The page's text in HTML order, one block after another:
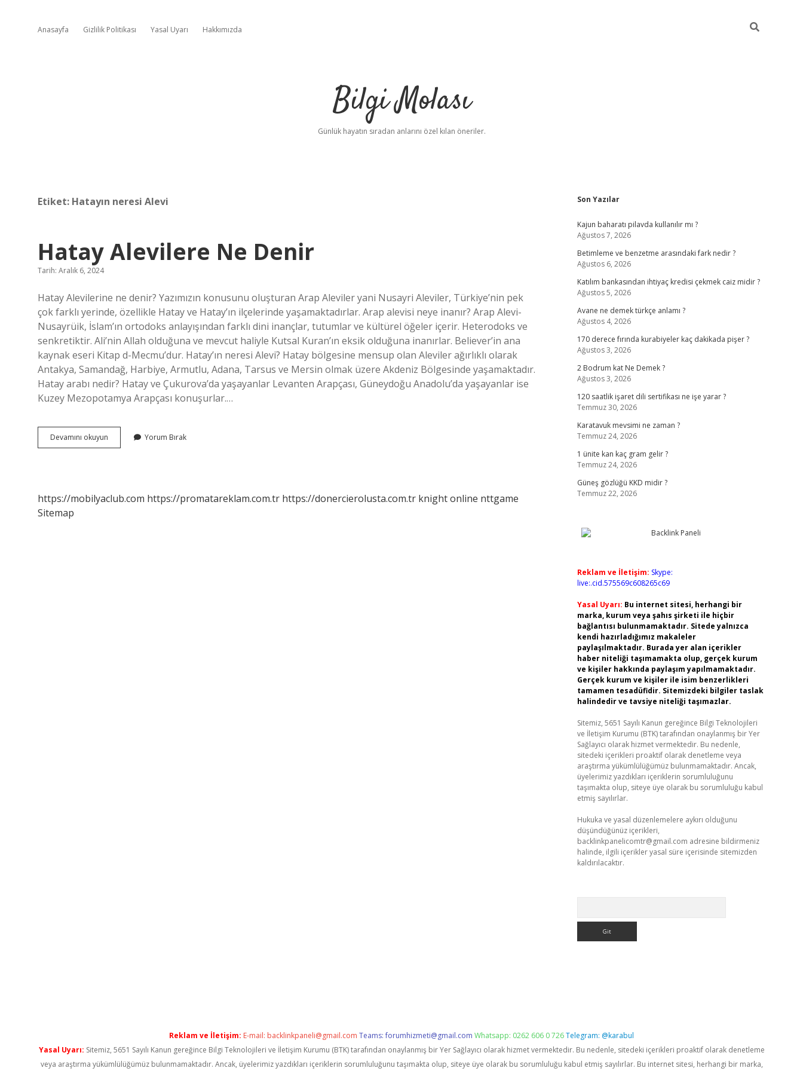
Anasayfa Gizlilik Politikası Yasal Uyarı Hakkımızda
Bilgi Molası
Günlük hayatın sıradan anlarını özel kılan öneriler.
Etiket: Hatayın neresi Alevi
Hatay Alevilere Ne Denir
Tarih: Aralık 6, 2024
Hatay Alevilerine ne denir? Yazımızın konusunu oluşturan Arap Aleviler yani Nusayri Aleviler, Türkiye’nin pek
çok farklı yerinde, özellikle Hatay ve Hatay’ın ilçelerinde yaşamaktadırlar. Arap alevisi neye inanır? Arap Alevi-
Nusayrüik, İslam’ın ortodoks anlayışından farklı dini inançlar, tutumlar ve kültürel öğeler içerir. Heterodoks ve
senkretiktir. Ali’nin Allah olduğuna ve mevcut haliyle Kutsal Kuran’ın eksik olduğuna inanırlar. Believer’in ana
kaynak eseri Kitap d-Mecmu’dur. Hatay’ın neresi Alevi? Hatay bölgesine mensup olan Aleviler ağırlıklı olarak
Antakya, Samandağ, Harbiye, Armutlu, Adana, Tarsus ve Mersin olmak üzere Akdeniz Bölgesinde yaşamaktadır.
Hatay arabı nedir? Hatay ve Çukurova’da yaşayanlar Levanten Arapçası, Güneydoğu Anadolu’da yaşayanlar ise
Kuzey Mezopotamya Arapçası konuşurlar.…
Devamını okuyun
Alevilere
Yorum Bırak
https://mobilyaclub.com https://promatareklam.com.tr https://donercierolusta.com.tr knight online nttgame
Sitemap
Sidebar
Son Yazılar
Kajun baharatı pilavda kullanılır mı ?
Ağustos 7, 2026
Betimleme ve benzetme arasındaki fark nedir ?
Ağustos 6, 2026
Katılım bankasından ihtiyaç kredisi çekmek caiz midir ?
Ağustos 5, 2026
Avane ne demek türkçe anlamı ?
Ağustos 4, 2026
170 derece fırında kurabiyeler kaç dakikada pişer ?
Ağustos 3, 2026
2 Bodrum kat Ne Demek ?
Ağustos 3, 2026
120 saatlik işaret dili sertifikası ne işe yarar ?
Temmuz 30, 2026
Karatavuk mevsimi ne zaman ?
Temmuz 24, 2026
1 ünite kan kaç gram gelir ?
Temmuz 24, 2026
Güneş gözlüğü KKD midir ?
Temmuz 22, 2026
Reklam ve İletişim: Skype:
live:.cid.575569c608265c69
Yasal Uyarı: Bu internet sitesi, herhangi bir
marka, kurum veya şahıs şirketi ile hiçbir
bağlantısı bulunmamaktadır. Sitede yalnızca
kendi hazırladığımız makaleler
paylaşılmaktadır. Burada yer alan içerikler
haber niteliği taşımamakta olup, gerçek kurum
ve kişiler hakkında paylaşım yapılmamaktadır.
Gerçek kurum ve kişiler ile isim benzerlikleri
tamamen tesadüfidir. Sitemizdeki bilgiler taslak
halindedir ve tavsiye niteliği taşımazlar.
Sitemiz, 5651 Sayılı Kanun gereğince Bilgi Teknolojileri
ve İletişim Kurumu (BTK) tarafından onaylanmış bir Yer
Sağlayıcı olarak hizmet vermektedir. Bu nedenle,
sitedeki içerikleri proaktif olarak denetleme veya
araştırma yükümlülüğümüz bulunmamaktadır. Ancak,
üyelerimiz yazdıkları içeriklerin sorumluluğunu
taşımakta olup, siteye üye olarak bu sorumluluğu kabul
etmiş sayılırlar.
Hukuka ve yasal düzenlemelere aykırı olduğunu
düşündüğünüz içerikleri,
backlinkpanelicomtr@gmail.com adresine bildirmeniz
halinde, ilgili içerikler yasal süre içerisinde sitemizden
kaldırılacaktır.
Reklam ve İletişim: E-mail: backlinkpaneli@gmail.com Teams:forumhizmeti@gmail.com Whatsapp: 0262 606 0 726Telegram: @karabul
Yasal Uyarı: Sitemiz, 5651 Sayılı Kanun gereğince Bilgi Teknolojileri ve İletişim Kurumu (BTK) tarafından onaylanmış bir Yer Sağlayıcı olarak hizmet vermektedir. Bu nedenle, sitedeki içerikleri proaktif olarak denetleme
veya araştırma yükümlülüğümüz bulunmamaktadır. Ancak, üyelerimiz yazdıkları içeriklerin sorumluluğunu taşımakta olup, siteye üye olarak bu sorumluluğu kabul etmiş sayılırlar. Bu internet sitesi, herhangi bir marka,